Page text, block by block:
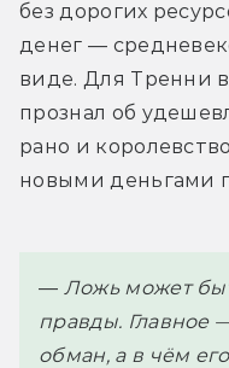
без дорогих
денег —
виде. Для Тренни
прознал об
рано и
новыми деньгами
— Ложь может
правды. Главное
обман, а в чём